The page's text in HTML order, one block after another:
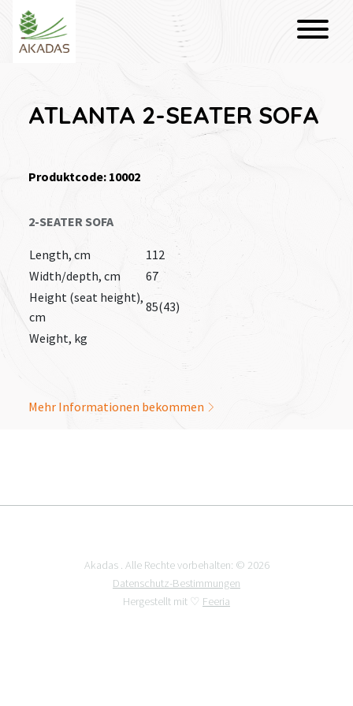
ATLANTA 2-SEATER SOFA
Produktcode: 10002
2-SEATER SOFA
Length, cm
112
Width/depth, cm
67
Height (seat height),
cm
85(43)
Weight, kg
Mehr Informationen bekommen
Akadas . Alle Rechte vorbehalten: © 2026
Datenschutz-Bestimmungen
Hergestellt mit ♡ Feeria